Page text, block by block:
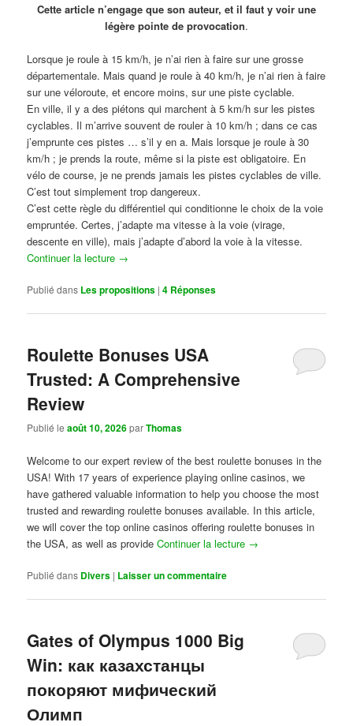
Cette article n’engage que son auteur, et il faut y voir une
légère pointe de provocation.
Lorsque je roule à 15 km/h, je n’ai rien à faire sur une grosse
départementale. Mais quand je roule à 40 km/h, je n’ai rien à faire
sur une véloroute, et encore moins, sur une piste cyclable.
En ville, il y a des piétons qui marchent à 5 km/h sur les pistes
cyclables. Il m’arrive souvent de rouler à 10 km/h ; dans ce cas
j’emprunte ces pistes … s’il y en a. Mais lorsque je roule à 30
km/h ; je prends la route, même si la piste est obligatoire. En
vélo de course, je ne prends jamais les pistes cyclables de ville.
C’est tout simplement trop dangereux.
C’est cette règle du différentiel qui conditionne le choix de la voie
empruntée. Certes, j’adapte ma vitesse à la voie (virage,
descente en ville), mais j’adapte d’abord la voie à la vitesse.
Continuer la lecture →
Publié dans Les propositions |4 Réponses
Roulette Bonuses USA
Trusted: A Comprehensive
Review
Publié leaoût 10, 2026parThomas
Welcome to our expert review of the best roulette bonuses in the
USA! With 17 years of experience playing online casinos, we
have gathered valuable information to help you choose the most
trusted and rewarding roulette bonuses available. In this article,
we will cover the top online casinos offering roulette bonuses in
the USA, as well as provideContinuer la lecture →
Publié dans Divers | Laisser un commentaire
Gates of Olympus 1000 Big
Win: как казахстанцы
покоряют мифический
Олимп